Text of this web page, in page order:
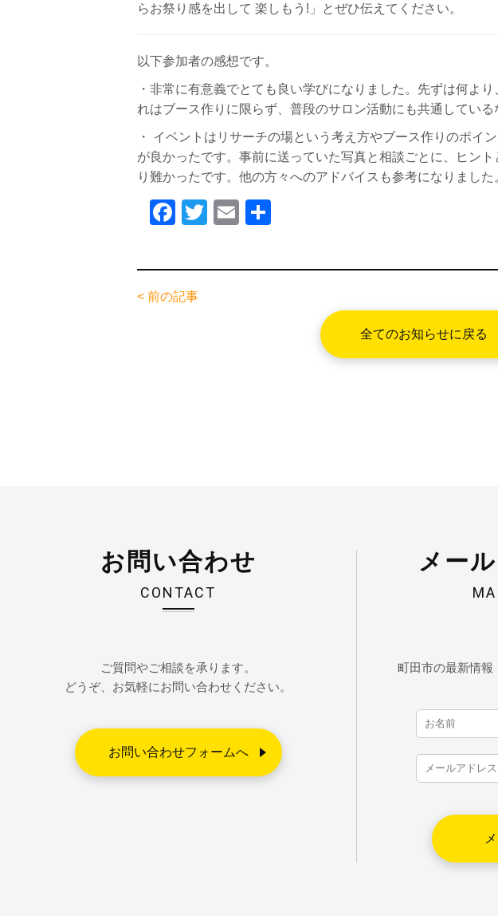
らお祭り感を出して 楽しもう!」とぜひ伝えてください。
以下参加者の感想です。
・非常に有意義でとても良い学びになりました。先ずは何よ
れはブース作りに限らず、普段のサロン活動にも共通している
・ イベントはリサーチの場という考え方やブース作りのポイ
が良かったです。事前に送っていた写真と相談ごとに、ヒン
り難かったです。他の方々へのアドバイスも参考になりました
F
c
e
T
tt
E
ail
< 前の記事
全てのお知らせに戻る
お問い合わせ
CONTACT
ご質問やご相談を承ります。
どうぞ、お気軽にお問い合わせください。
お問い合わせフォームへ
メー
町田市の最新情報